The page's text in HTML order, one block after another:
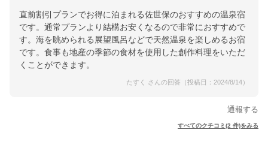
直前割引プランでお得に泊まれる佐世保のおすすめの温泉宿
です。通常プランより結構お安くなるので非常におすすめで
す。海を眺められる展望風呂などで天然温泉を楽しめるお宿
です。食事も地産の季節の食材を使用した創作料理をいただ
くことができます。
たすく さんの回答（投稿日：2024/8/14）
通報する
すべてのクチコミ(2 件)をみる